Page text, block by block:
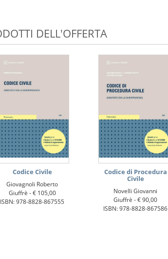
DELL'OFFERTA
Codice Civile
Giovagnoli Roberto
Giuffrè -€ 105,00
ISBN: 978-8828-867555
Codice di Procedura
Civile
Novelli Giovanni
Giuffrè -€ 90,00
ISBN: 978-8828-867586